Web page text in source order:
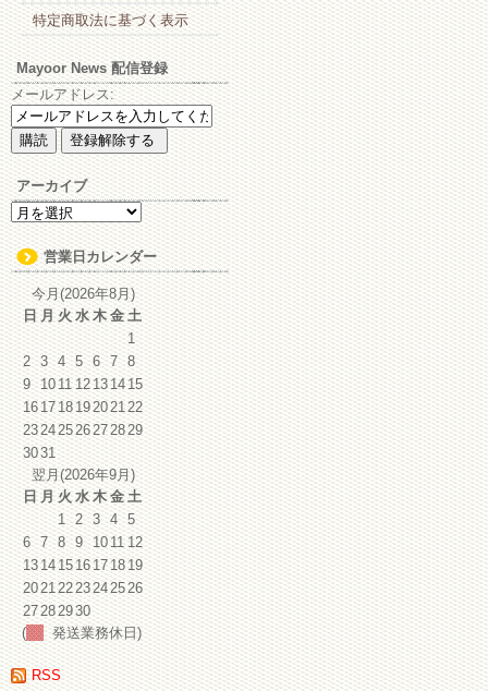
特定商取法に基づく表示
Mayoor News 配信登録
メールアドレス:
アーカイブ
ア
ー
カ
イ
ブ
営業日カレンダー
今月(2026年8月)
日 月 火 水 木 金 土
1
2 3 4 5 6 7 8
9 1011 12131415
16171819202122
23242526272829
3031
翌月(2026年9月)
日 月 火 水 木 金 土
1 2 3 4 5
6 7 8 9 1011 12
13141516171819
20212223242526
27282930
(
発送業務休日)
RSS